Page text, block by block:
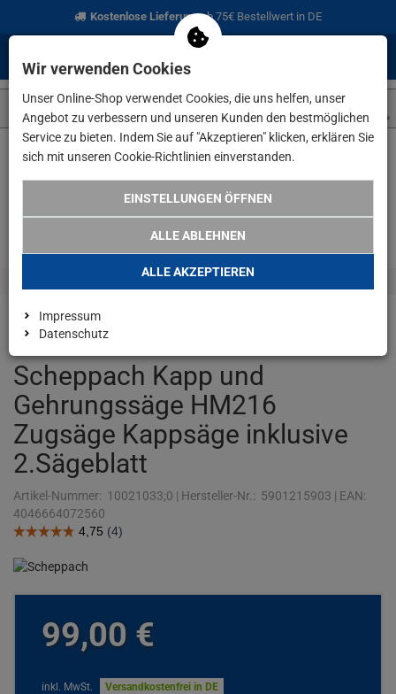
Kostenlose Lieferungab 75€ Bestellwert in DE
Scheppach Kapp und
Gehrungssäge HM216
Zugsäge Kappsäge inklusive
2.Sägeblatt
Artikel-Nummer: 10021033;0 | Hersteller-Nr.: 5901215903 | EAN:
4046664072560
99,00 €
inkl. MwSt. Versandkostenfrei in DE
Wir verwenden Cookies
Unser Online-Shop verwendet Cookies, die uns helfen, unser
Angebot zu verbessern und unseren Kunden den bestmöglichen
Service zu bieten. Indem Sie auf "Akzeptieren" klicken, erklären Sie
sich mit unseren Cookie-Richtlinien einverstanden.
EINSTELLUNGEN ÖFFNEN
ALLE ABLEHNEN
ALLE AKZEPTIEREN
Impressum
Datenschutz